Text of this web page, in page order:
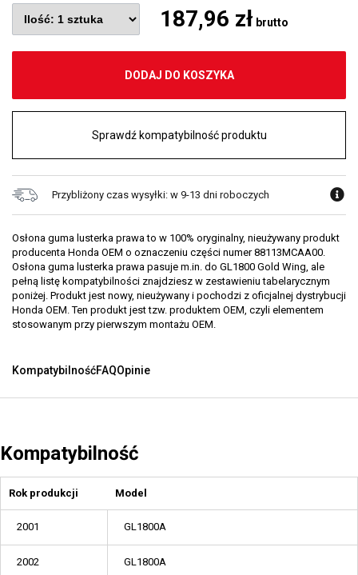
187,96 zł brutto
DODAJ DO KOSZYKA
Sprawdź kompatybilność produktu
Przybliżony czas wysyłki: w 9-13 dni roboczych
Osłona guma lusterka prawa to w 100% oryginalny, nieużywany produkt
producenta Honda OEM o oznaczeniu części numer 88113MCAA00.
Osłona guma lusterka prawa pasuje m.in. do GL1800 Gold Wing, ale
pełną listę kompatybilności znajdziesz w zestawieniu tabelarycznym
poniżej. Produkt jest nowy, nieużywany i pochodzi z oficjalnej dystrybucji
Honda OEM. Ten produkt jest tzw. produktem OEM, czyli elementem
stosowanym przy pierwszym montażu OEM.
KompatybilnośćFAQOpinie
Kompatybilność
Rok produkcji Model
2001 GL1800A
2002 GL1800A